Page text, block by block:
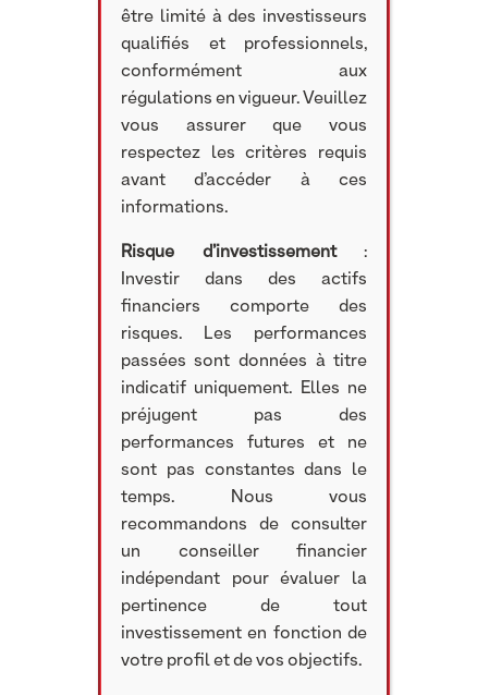
être limité à des investisseurs
qualifiés et professionnels,
conformément aux
régulations en vigueur. Veuillez
vous assurer que vous
respectez les critères requis
avant d’accéder à ces
informations.
Risque d’investissement:
Investir dans des actifs
financiers comporte des
risques. Les performances
passées sont données à titre
indicatif uniquement. Elles ne
préjugent pas des
performances futures et ne
sont pas constantes dans le
temps. Nous vous
recommandons de consulter
un conseiller financier
indépendant pour évaluer la
pertinence de tout
investissement en fonction de
votre profil et de vos objectifs.